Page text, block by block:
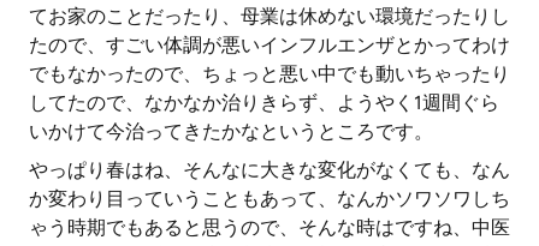
てお家のことだったり、母業は休めない環境だったりし
たので、すごい体調が悪いインフルエンザとかってわけ
でもなかったので、ちょっと悪い中でも動いちゃったり
してたので、なかなか治りきらず、ようやく1週間ぐら
いかけて今治ってきたかなというところです。
やっぱり春はね、そんなに大きな変化がなくても、なん
か変わり目っていうこともあって、なんかソワソワしち
ゃう時期でもあると思うので、そんな時はですね、中医